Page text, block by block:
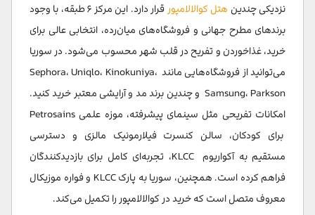
نزدیکی چندین هتل کوالالامپور
قرار دارد. این مرکز ۶ طبقه، با وجود
برندهای مطرح جهانی و فروشگاه‌های میان‌رده، انتخابی عالی برای
خرید، غذاخوردن و تفریح در قلب شهر محسوب می‌شود. در سوریا
می‌توانید از فروشگاه‌هایی مانند Sephora، Uniqlo، Kinokuniya،
Samsung، Parkson و چندین برند مد و آرایشی معتبر خرید کنید.
امکانات تفریحی مثل سینمای پیشرفته، موزه علمی Petrosains
برای کودکان، سالن کنسرت فیلارمونیک مالزی و دسترسی
مستقیم به آکواریوم KLCC، تجربه‌ای کامل برای بازدیدکنندگان
فراهم کرده است. همچنین، سوریا به پارک KLCC و فواره موزیکال
معروف متصل است که خرید در کوالالامپور را تکمیل می‌کند.